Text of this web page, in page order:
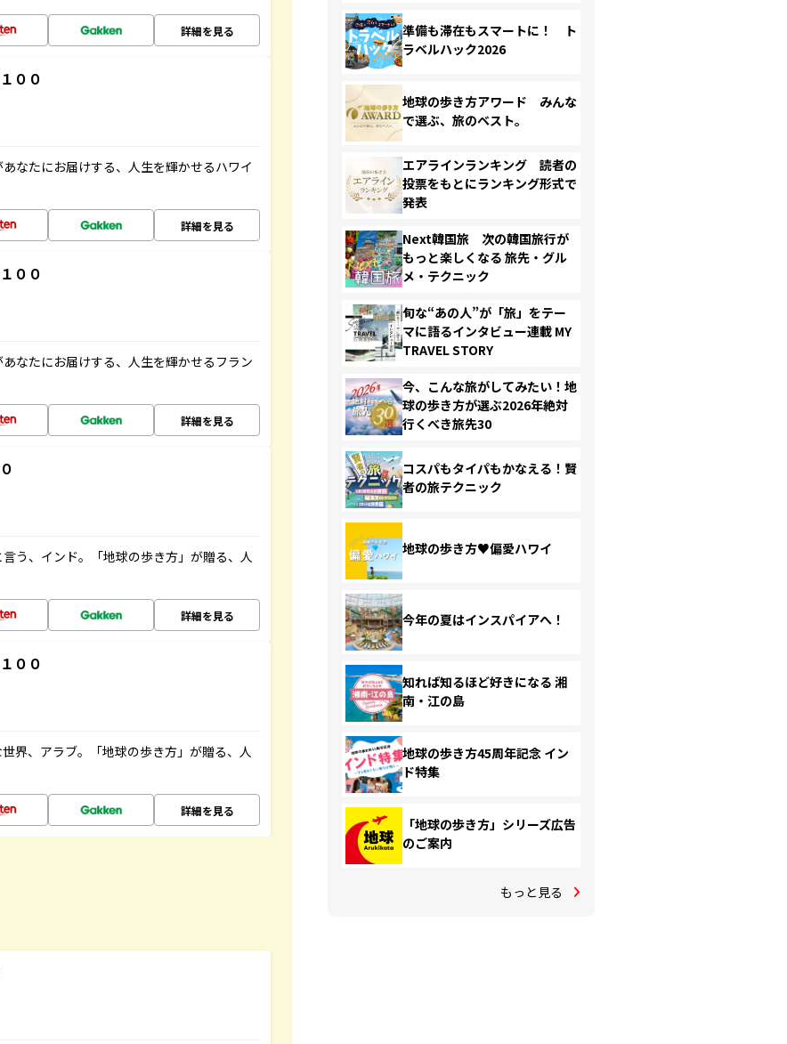
詳細を見る
００
なたにお届けする、人生を輝かせるハワイ
詳細を見る
００
なたにお届けする、人生を輝かせるフラン
詳細を見る
う、インド。「地球の歩き方」が贈る、人
詳細を見る
００
界、アラブ。「地球の歩き方」が贈る、人
詳細を見る
準備も滞在もスマートに！ ト
ラベルハック2026
地球の歩き方アワード みんな
で選ぶ、旅のベスト。
エアラインランキング 読者の
投票をもとにランキング形式で
発表
Next韓国旅 次の韓国旅行が
もっと楽しくなる 旅先・グル
メ・テクニック
旬な“あの人”が「旅」をテー
マに語るインタビュー連載 MY
TRAVEL STORY
今、こんな旅がしてみたい！地
球の歩き方が選ぶ2026年絶対
行くべき旅先30
コスパもタイパもかなえる！賢
者の旅テクニック
地球の歩き方♥偏愛ハワイ
今年の夏はインスパイアへ！
知れば知るほど好きになる 湘
南・江の島
地球の歩き方45周年記念 イン
ド特集
「地球の歩き方」シリーズ広告
のご案内
もっと見る